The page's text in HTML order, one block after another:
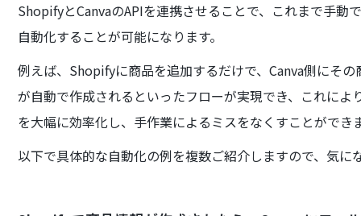
ShopifyとCanvaのAPIを連携させることで、これまで手動
自動化することが可能になります。
例えば、Shopifyに商品を追加するだけで、Canva側にそ
が自動で作成されるといったフローが実現でき、これに
を大幅に効率化し、手作業によるミスをなくすことができ
以下で具体的な自動化の例を複数ご紹介しますので、気